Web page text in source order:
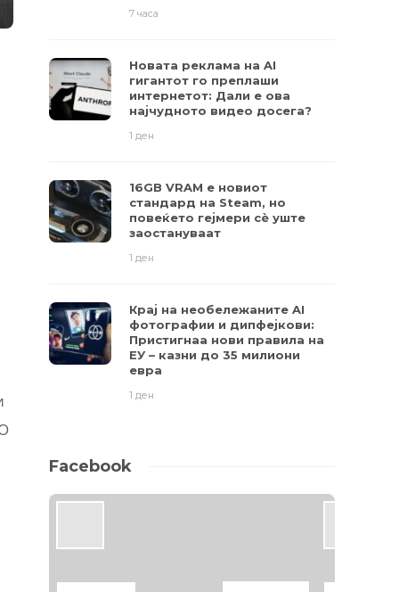
7 часа
Новата реклама на AI
гигантот го преплаши
интернетот: Дали е ова
најчудното видео досега?
1 ден
16GB VRAM е новиот
стандард на Steam, но
повеќето гејмери ​​сè уште
заостануваат
1 ден
Крај на необележаните AI
фотографии и дипфејкови:
Пристигнаа нови правила на
ЕУ – казни до 35 милиони
евра
1 ден
Facebook